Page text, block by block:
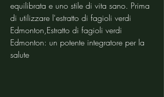
equilibrata e uno stile di vita sano. Prima
di utilizzare l'estratto di fagioli verdi
Edmonton,Estratto di fagioli verdi
Edmonton: un potente integratore per la
salute